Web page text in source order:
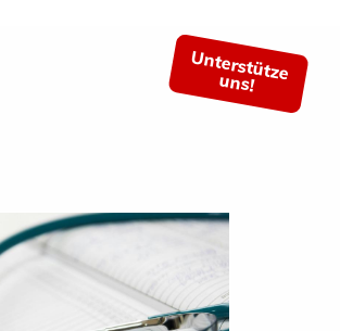
Unterstütze
uns!